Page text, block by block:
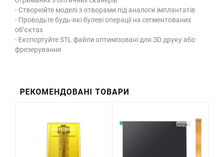
- Створюйте моделі з отворами під аналоги імплантатів
- Проводьте будь-які булеві операції на сегментованих
об’єктах
- Експортуйте STL файли оптимізовані для ЗD друку або
фрезерування
РЕКОМЕНДОВАНІ ТОВАРИ